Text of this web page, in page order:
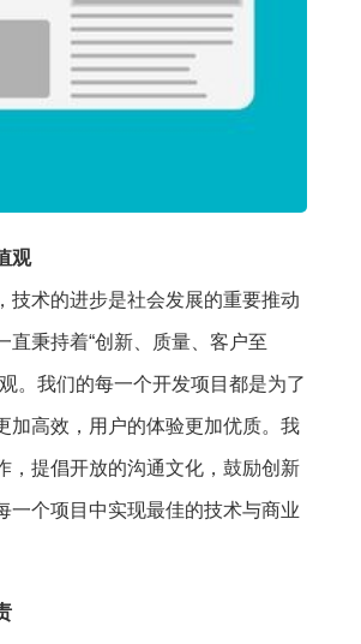
观
技术的进步是社会发展的重要推动
直秉持着“创新、质量、客户至
观。我们的每一个开发项目都是为了
加高效，用户的体验更加优质。我
，提倡开放的沟通文化，鼓励创新
一个项目中实现最佳的技术与商业